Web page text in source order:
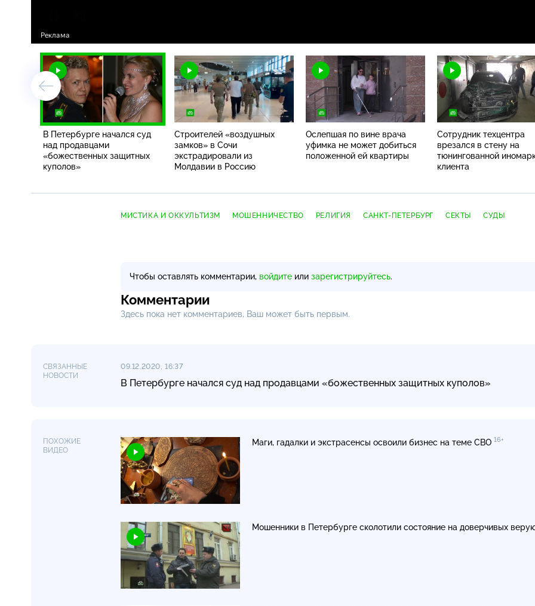
В Петербурге начался суд
над продавцами
«божественных защитных
куполов»
Строителей «воздушных
замков» в Сочи
экстрадировали из
Молдавии в Россию
Ослепшая по вине врача
уфимка не может добиться
положенной ей квартиры
Сотрудник техцентра
врезался в стену на
тюнингованной
клиента
МИСТИКА И ОККУЛЬТИЗМ МОШЕННИЧЕСТВО РЕЛИГИЯ САНКТ-ПЕТЕРБУРГ СЕКТЫ СУДЫ
Чтобы оставлять комментарии, войдите или зарегистрируйтесь.
Комментарии
Здесь пока нет комментариев, Ваш может быть первым.
СВЯЗАННЫЕ
НОВОСТИ
09.12.2020, 16:37
В Петербурге начался суд над продавцами «божественных защитных куполов»
ПОХОЖИЕ
ВИДЕО
Маги, гадалки и экстрасенсы освоили бизнес на теме СВО 16+
Мошенники в Петербурге сколотили состояние на доверчивых